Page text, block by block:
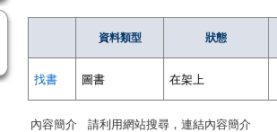
資料類型 狀態
找書 圖書 在架上
內容簡介 請利用網站搜尋，連結內容簡介